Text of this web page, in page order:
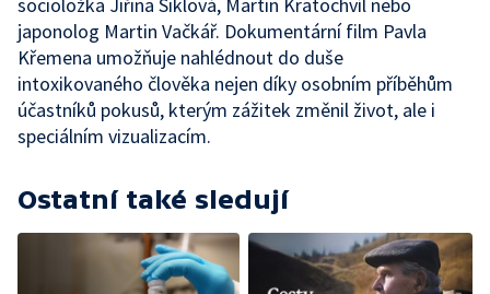
japonolog Martin Vačkář. Dokumentární film Pavla
Křemena umožňuje nahlédnout do duše
intoxikovaného člověka nejen díky osobním příběhům
účastníků pokusů, kterým zážitek změnil život, ale i
speciálním vizualizacím.
Ostatní také sledují